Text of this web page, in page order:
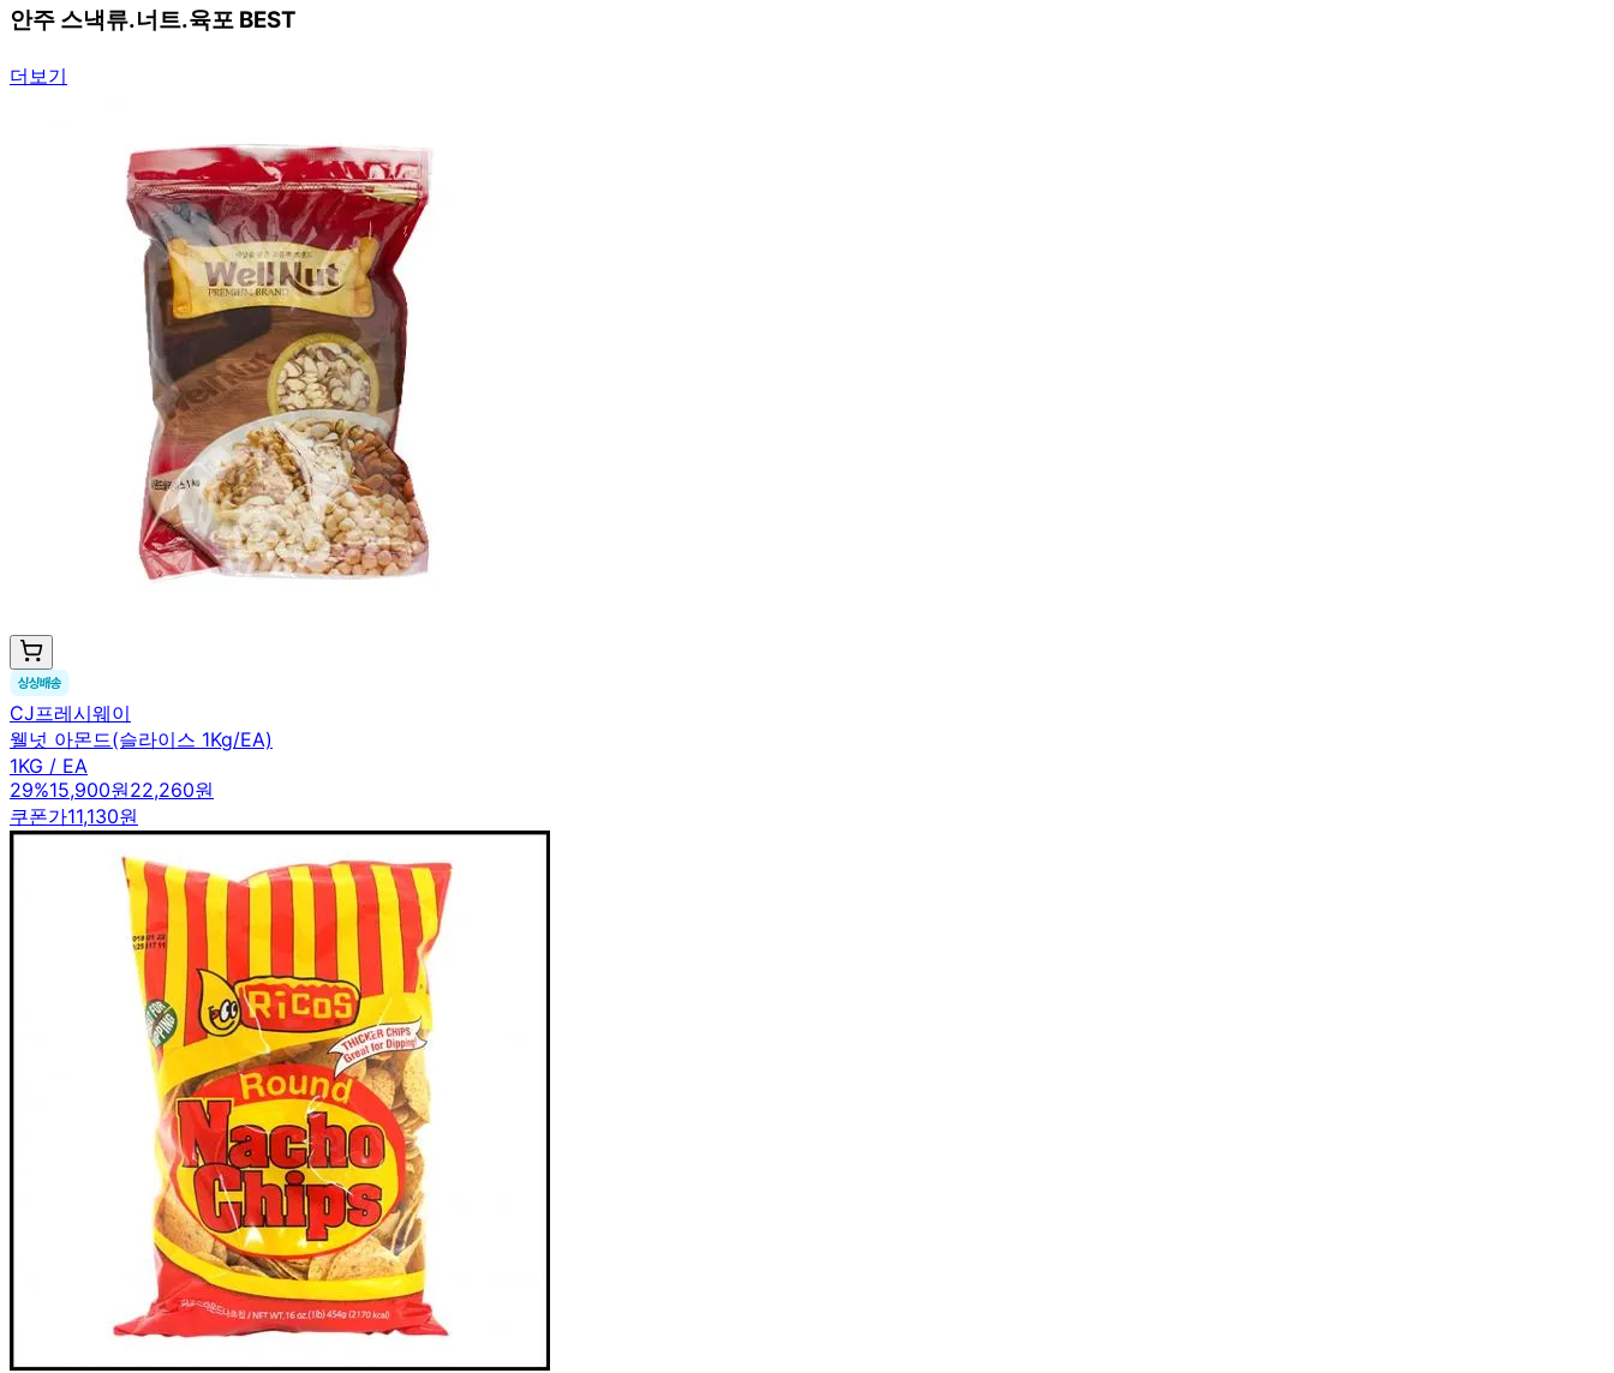
안주 스낵류.너트.육포 BEST
더보기
CJ프레시웨이
웰넛 아몬드(슬라이스 1Kg/EA)
1KG / EA
29%15,900원22,260원
쿠폰가11,130원